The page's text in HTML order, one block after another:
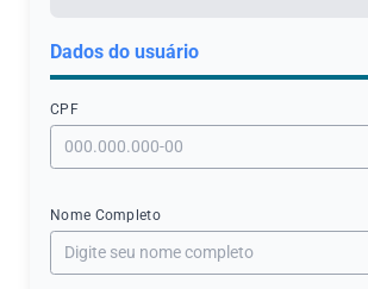
Dados do usuário
CPF
Nome Completo